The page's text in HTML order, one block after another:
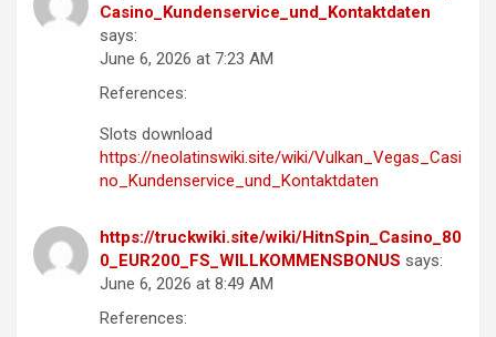
Casino_Kundenservice_und_Kontaktdaten
says:
June 6, 2026 at 7:23 AM
References:
Slots download
https://neolatinswiki.site/wiki/Vulkan_Vegas_Casi
no_Kundenservice_und_Kontaktdaten
https://truckwiki.site/wiki/HitnSpin_Casino_80
0_EUR200_FS_WILLKOMMENSBONUS says:
June 6, 2026 at 8:49 AM
References: